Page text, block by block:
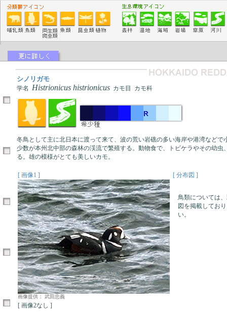
シノリガモ
学名 Histrionicus histrionicus カモ目 カモ科
冬鳥として主に北日本に渡って来て、波の荒い岩礁の多い海岸や港湾などで
少数が本州北中部の森林の渓流で繁殖する。動物食で、トビケラやその幼虫
る。雄の模様がとても美しいカモ。
[ 画像1 ]
画像提供： 武田忠義
[ 分布図 ]
鳥類については
図を掲載してお
い。
[ 画像2なし ]